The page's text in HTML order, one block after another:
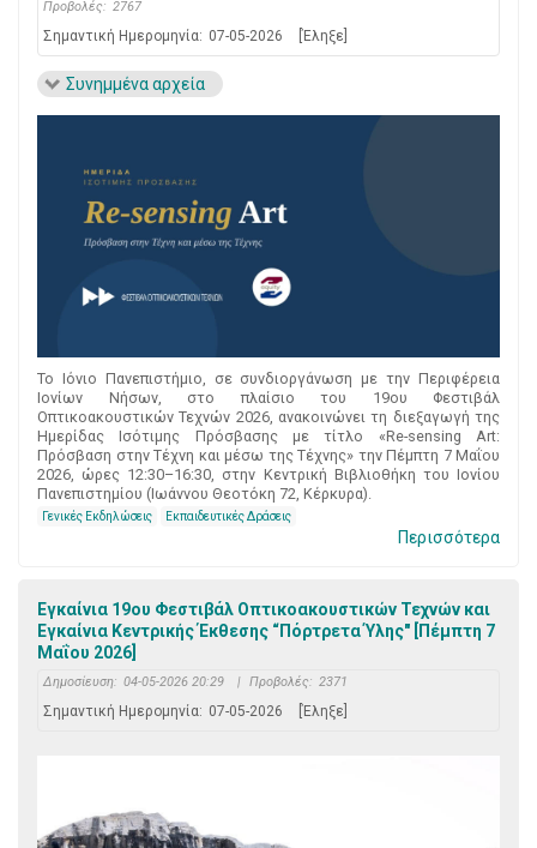
Προβολές: 2767
Σημαντική Ημερομηνία: 07-05-2026 [Έληξε]
Συνημμένα αρχεία
Το Ιόνιο Πανεπιστήμιο, σε συνδιοργάνωση με την Περιφέρεια
Ιονίων Νήσων, στο πλαίσιο του 19ου Φεστιβάλ
Οπτικοακουστικών Τεχνών 2026, ανακοινώνει τη διεξαγωγή της
Ημερίδας Ισότιμης Πρόσβασης με τίτλο «Re-sensing Art:
Πρόσβαση στην Τέχνη και μέσω της Τέχνης» την Πέμπτη 7 Μαΐου
2026, ώρες 12:30–16:30, στην Κεντρική Βιβλιοθήκη του Ιονίου
Πανεπιστημίου (Ιωάννου Θεοτόκη 72, Κέρκυρα).
Γενικές Εκδηλώσεις Εκπαιδευτικές Δράσεις
Περισσότερα
Εγκαίνια 19ου Φεστιβάλ Οπτικοακουστικών Τεχνών και
Εγκαίνια Κεντρικής Έκθεσης “Πόρτρετα Ύλης" [Πέμπτη 7
Μαΐου 2026]
Δημοσίευση: 04-05-2026 20:29 | Προβολές: 2371
Σημαντική Ημερομηνία: 07-05-2026 [Έληξε]